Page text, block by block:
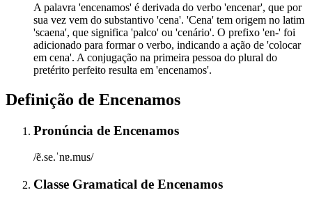
A palavra 'encenamos' é derivada do verbo 'encenar', que por
sua vez vem do substantivo 'cena'. 'Cena' tem origem no latim
'scaena', que significa 'palco' ou 'cenário'. O prefixo 'en-' foi
adicionado para formar o verbo, indicando a ação de 'colocar
em cena'. A conjugação na primeira pessoa do plural do
pretérito perfeito resulta em 'encenamos'.
Definição de Encenamos
Pronúncia de Encenamos
/ẽ.se.ˈnɐ.mus/
Classe Gramatical de Encenamos